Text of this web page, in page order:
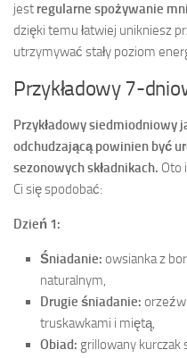
jest regularne spożywanie
dzięki temu łatwiej unikniesz
utrzymywać stały poziom
Przykładowy 7-
Przykładowy siedmiodniowy
odchudzającą powinien być
sezonowych składnikach. Oto
Ci się spodobać:
Dzień 1:
Śniadanie: owsianka z
naturalnym,
Drugie śniadanie:
truskawkami i miętą,
Obiad: grillowany kurczak